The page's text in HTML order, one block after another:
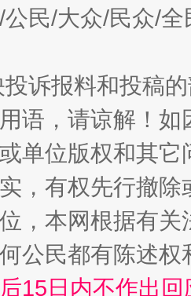
术幻境
民/大众/民众/
诉报料和投稿
语，请谅解！
单位版权和其它
，有权先行撤
，本网根据有
公民都有陈述
15日内不作出